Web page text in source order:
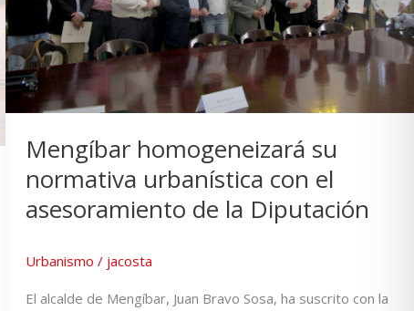
Mengíbar homogeneizará su
normativa urbanística con el
asesoramiento de la Diputación
Urbanismo / jacosta
El alcalde de Mengíbar, Juan Bravo Sosa, ha suscrito con la